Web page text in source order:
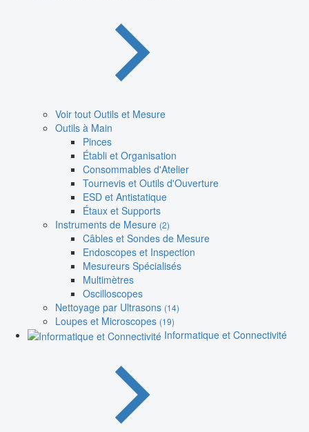
Voir tout Outils et Mesure
Outils à Main
Pinces
Établi et Organisation
Consommables d'Atelier
Tournevis et Outils d'Ouverture
ESD et Antistatique
Étaux et Supports
Instruments de Mesure (2)
Câbles et Sondes de Mesure
Endoscopes et Inspection
Mesureurs Spécialisés
Multimètres
Oscilloscopes
Nettoyage par Ultrasons (14)
Loupes et Microscopes (19)
Informatique et Connectivité